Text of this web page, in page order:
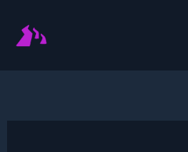
содержимому